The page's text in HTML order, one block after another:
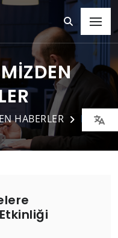
HABERLER Detay